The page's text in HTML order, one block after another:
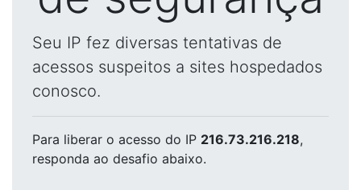
Seu IP fez diversas tentativas de
acessos suspeitos a sites hospedados
conosco.
Para liberar o acesso do IP 216.73.216.218,
responda ao desafio abaixo.